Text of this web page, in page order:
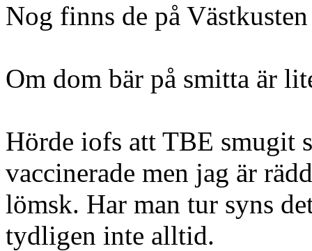
Nog finns de på
Om dom bär på smitta är
Hörde iofs att TBE smugit
vaccinerade men jag är
lömsk. Har man tur syns
tydligen inte alltid.